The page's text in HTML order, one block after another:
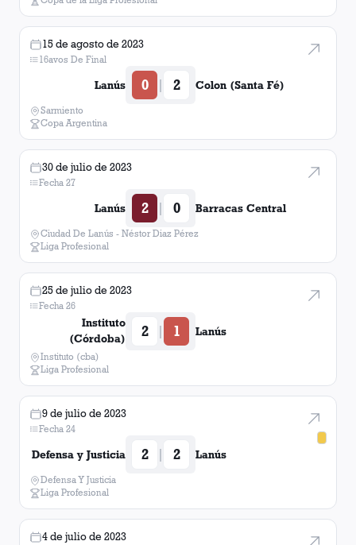
15 de agosto de 2023
16avos De Final
Lanús 0 | 2 Colon (Santa Fé)
Sarmiento
Copa Argentina
30 de julio de 2023
Fecha 27
Lanús 2 | 0 Barracas Central
Ciudad De Lanús - Néstor Diaz Pérez
Liga Profesional
25 de julio de 2023
Fecha 26
Instituto
(Córdoba)
2 | 1 Lanús
Instituto (cba)
Liga Profesional
9 de julio de 2023
Fecha 24
Defensa y Justicia 2 | 2 Lanús
Defensa Y Justicia
Liga Profesional
4 de julio de 2023